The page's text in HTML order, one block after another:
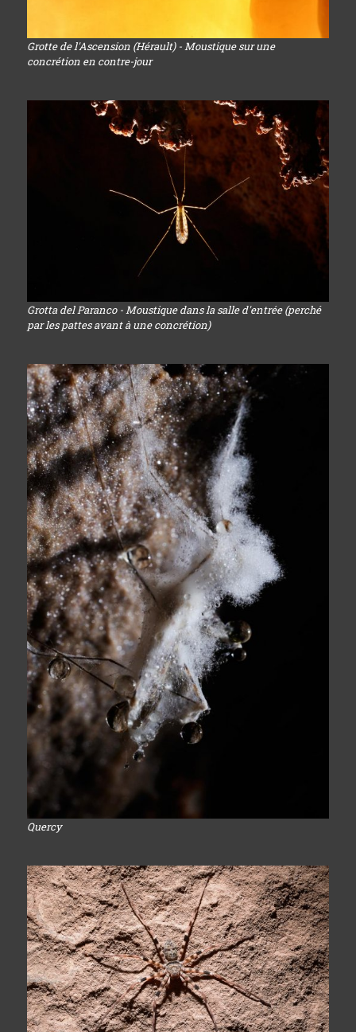
Grotte de l'Ascension (Hérault) - Moustique sur une
concrétion en contre-jour
Grotta del Paranco - Moustique dans la salle d'entrée (perché
par les pattes avant à une concrétion)
Quercy